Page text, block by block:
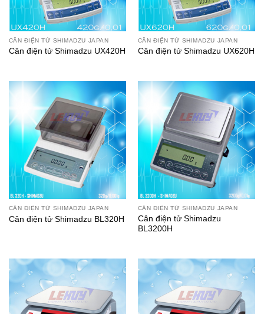
CÂN ĐIỆN TỬ SHIMADZU JAPAN
Cân điện tử Shimadzu UX420H
CÂN ĐIỆN TỬ SHIMADZU JAPAN
Cân điện tử Shimadzu UX620H
CÂN ĐIỆN TỬ SHIMADZU JAPAN
Cân điện tử Shimadzu BL320H
CÂN ĐIỆN TỬ SHIMADZU JAPAN
Cân điện tử Shimadzu
BL3200H